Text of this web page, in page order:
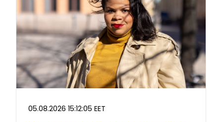
05.08.2026 15:12:05 EET